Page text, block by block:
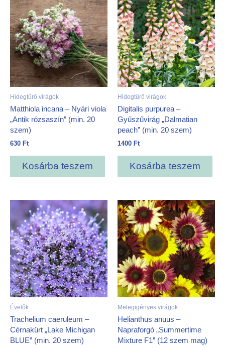
Hidegtűrő virágok
Matthiola incana – Nyári viola
„Antik rózsaszín” (min. 20
szem)
630 Ft
Kosárba teszem
Hidegtűrő virágok
Digitalis purpurea –
Gyűszűvirág „Dalmatian
peach” (min. 20 szem)
1400 Ft
Kosárba teszem
Évelők
Trachelium caeruleum –
Cérnakürt „Lake Michigan
BLUE” (min. 20 szem)
Melegigényes virágok
Helianthus anuus –
Napraforgó „Summertime
Mixture F1” (12 szem mag)